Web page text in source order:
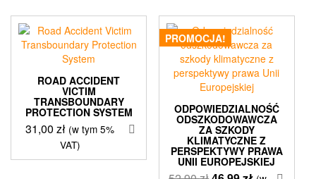
ROAD ACCIDENT
VICTIM
TRANSBOUNDARY
PROTECTION SYSTEM
31,00zł (w tym 5%
VAT)
PROMOCJA!
ODPOWIEDZIALNOŚĆ
ODSZKODOWAWCZA
ZA SZKODY
KLIMATYCZNE Z
PERSPEKTYWY PRAWA
UNII EUROPEJSKIEJ